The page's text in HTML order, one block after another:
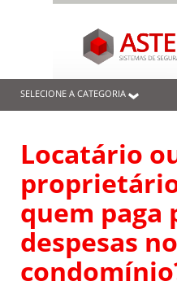
SELECIONE A CATEGORIA
Locatário
quem paga
despesas no